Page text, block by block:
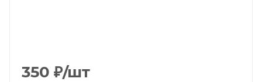
350 ₽/шт